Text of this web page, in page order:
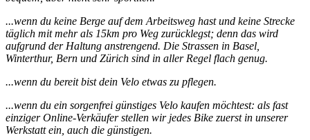
...wenn du keine Berge auf dem Arbeitsweg hast und keine Strecke
täglich mit mehr als 15km pro Weg zurücklegst; denn das wird
aufgrund der Haltung anstrengend. Die Strassen in Basel,
Winterthur, Bern und Zürich sind in aller Regel flach genug.
...wenn du bereit bist dein Velo etwas zu pflegen.
...wenn du ein sorgenfrei günstiges Velo kaufen möchtest: als fast
einziger Online-Verkäufer stellen wir jedes Bike zuerst in unserer
Werkstatt ein, auch die günstigen.